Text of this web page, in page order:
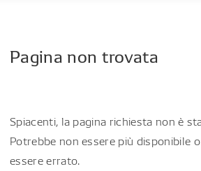
Pagina non trovata
Spiacenti, la pagina richiesta non è
Potrebbe non essere più disponibile
essere errato.